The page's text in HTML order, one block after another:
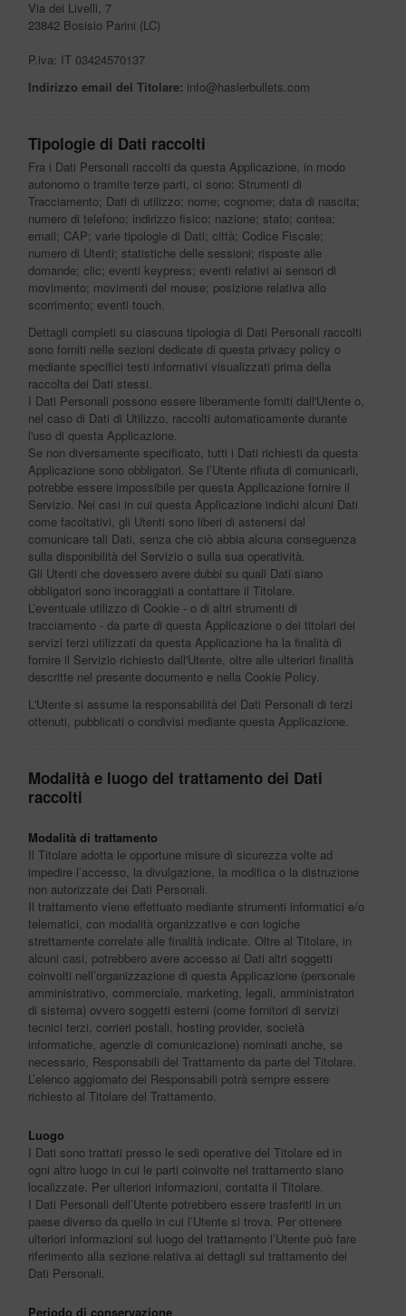
Via dei Livelli, 7
23842 Bosisio Parini (LC)
P.iva: IT 03424570137
Indirizzo email del Titolare: info@haslerbullets.com
Tipologie di Dati raccolti
Fra i Dati Personali raccolti da questa Applicazione, in modo
autonomo o tramite terze parti, ci sono: Strumenti di
Tracciamento; Dati di utilizzo; nome; cognome; data di nascita;
numero di telefono; indirizzo fisico; nazione; stato; contea;
email; CAP; varie tipologie di Dati; città; Codice Fiscale;
numero di Utenti; statistiche delle sessioni; risposte alle
domande; clic; eventi keypress; eventi relativi ai sensori di
movimento; movimenti del mouse; posizione relativa allo
scorrimento; eventi touch.
Dettagli completi su ciascuna tipologia di Dati Personali raccolti
sono forniti nelle sezioni dedicate di questa privacy policy o
mediante specifici testi informativi visualizzati prima della
raccolta dei Dati stessi.
I Dati Personali possono essere liberamente forniti dall'Utente o,
nel caso di Dati di Utilizzo, raccolti automaticamente durante
l'uso di questa Applicazione.
Se non diversamente specificato, tutti i Dati richiesti da questa
Applicazione sono obbligatori. Se l’Utente rifiuta di comunicarli,
potrebbe essere impossibile per questa Applicazione fornire il
Servizio. Nei casi in cui questa Applicazione indichi alcuni Dati
come facoltativi, gli Utenti sono liberi di astenersi dal
comunicare tali Dati, senza che ciò abbia alcuna conseguenza
sulla disponibilità del Servizio o sulla sua operatività.
Gli Utenti che dovessero avere dubbi su quali Dati siano
obbligatori sono incoraggiati a contattare il Titolare.
L’eventuale utilizzo di Cookie - o di altri strumenti di
tracciamento - da parte di questa Applicazione o dei titolari dei
servizi terzi utilizzati da questa Applicazione ha la finalità di
fornire il Servizio richiesto dall'Utente, oltre alle ulteriori finalità
descritte nel presente documento e nella Cookie Policy.
L'Utente si assume la responsabilità dei Dati Personali di terzi
ottenuti, pubblicati o condivisi mediante questa Applicazione.
Modalità e luogo del trattamento dei Dati
raccolti
Modalità di trattamento
Il Titolare adotta le opportune misure di sicurezza volte ad
impedire l’accesso, la divulgazione, la modifica o la distruzione
non autorizzate dei Dati Personali.
Il trattamento viene effettuato mediante strumenti informatici e/o
telematici, con modalità organizzative e con logiche
strettamente correlate alle finalità indicate. Oltre al Titolare, in
alcuni casi, potrebbero avere accesso ai Dati altri soggetti
coinvolti nell’organizzazione di questa Applicazione (personale
amministrativo, commerciale, marketing, legali, amministratori
di sistema) ovvero soggetti esterni (come fornitori di servizi
tecnici terzi, corrieri postali, hosting provider, società
informatiche, agenzie di comunicazione) nominati anche, se
necessario, Responsabili del Trattamento da parte del Titolare.
L’elenco aggiornato dei Responsabili potrà sempre essere
richiesto al Titolare del Trattamento.
Luogo
I Dati sono trattati presso le sedi operative del Titolare ed in
ogni altro luogo in cui le parti coinvolte nel trattamento siano
localizzate. Per ulteriori informazioni, contatta il Titolare.
I Dati Personali dell’Utente potrebbero essere trasferiti in un
paese diverso da quello in cui l’Utente si trova. Per ottenere
ulteriori informazioni sul luogo del trattamento l’Utente può fare
riferimento alla sezione relativa ai dettagli sul trattamento dei
Dati Personali.
Periodo di conservazione